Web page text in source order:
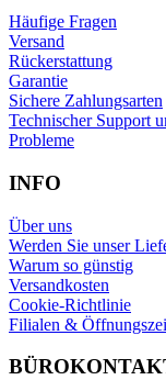
Häufige Fragen
Versand
Rückerstattung
Garantie
Sichere Zahlungsarten
Technischer Support
Probleme
INFO
Über uns
Werden Sie unser
Warum so günstig
Versandkosten
Cookie-Richtlinie
Filialen &